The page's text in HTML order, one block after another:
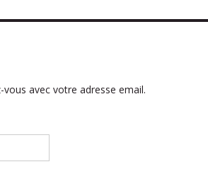
avec votre adresse email.